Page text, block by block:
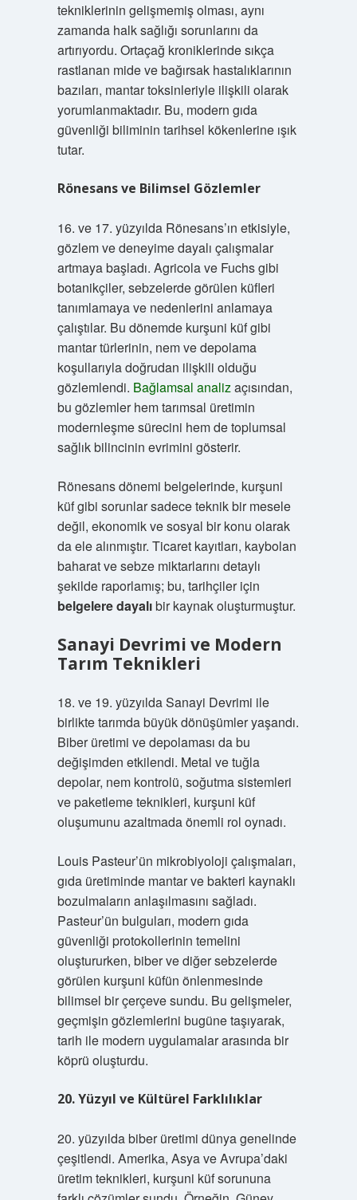
tekniklerinin gelişmemiş olması, aynı
zamanda halk sağlığı sorunlarını da
artırıyordu. Ortaçağ kroniklerinde sıkça
rastlanan mide ve bağırsak hastalıklarının
bazıları, mantar toksinleriyle ilişkili olarak
yorumlanmaktadır. Bu, modern gıda
güvenliği biliminin tarihsel kökenlerine ışık
tutar.
Rönesans ve Bilimsel Gözlemler
16. ve 17. yüzyılda Rönesans’ın etkisiyle,
gözlem ve deneyime dayalı çalışmalar
artmaya başladı. Agricola ve Fuchs gibi
botanikçiler, sebzelerde görülen küfleri
tanımlamaya ve nedenlerini anlamaya
çalıştılar. Bu dönemde kurşuni küf gibi
mantar türlerinin, nem ve depolama
koşullarıyla doğrudan ilişkili olduğu
gözlemlendi. Bağlamsal analizaçısından,
bu gözlemler hem tarımsal üretimin
modernleşme sürecini hem de toplumsal
sağlık bilincinin evrimini gösterir.
Rönesans dönemi belgelerinde, kurşuni
küf gibi sorunlar sadece teknik bir mesele
değil, ekonomik ve sosyal bir konu olarak
da ele alınmıştır. Ticaret kayıtları, kaybolan
baharat ve sebze miktarlarını detaylı
şekilde raporlamış; bu, tarihçiler için
belgelere dayalıbir kaynak oluşturmuştur.
Sanayi Devrimi ve Modern
Tarım Teknikleri
18. ve 19. yüzyılda Sanayi Devrimi ile
birlikte tarımda büyük dönüşümler yaşandı.
Biber üretimi ve depolaması da bu
değişimden etkilendi. Metal ve tuğla
depolar, nem kontrolü, soğutma sistemleri
ve paketleme teknikleri, kurşuni küf
oluşumunu azaltmada önemli rol oynadı.
Louis Pasteur’ün mikrobiyoloji çalışmaları,
gıda üretiminde mantar ve bakteri kaynaklı
bozulmaların anlaşılmasını sağladı.
Pasteur’ün bulguları, modern gıda
güvenliği protokollerinin temelini
oluştururken, biber ve diğer sebzelerde
görülen kurşuni küfün önlenmesinde
bilimsel bir çerçeve sundu. Bu gelişmeler,
geçmişin gözlemlerini bugüne taşıyarak,
tarih ile modern uygulamalar arasında bir
köprü oluşturdu.
20. Yüzyıl ve Kültürel Farklılıklar
20. yüzyılda biber üretimi dünya genelinde
çeşitlendi. Amerika, Asya ve Avrupa’daki
üretim teknikleri, kurşuni küf sorununa